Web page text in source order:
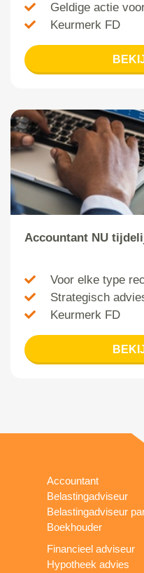
Geldige actie
Keurmerk FD
Accountant NU
Voor elke type
Strategisch
Keurmerk FD
Accountant
Belastingadviseur
Belastingadviseur
Boekhouder
Financieel adviseur
Hypotheek advies